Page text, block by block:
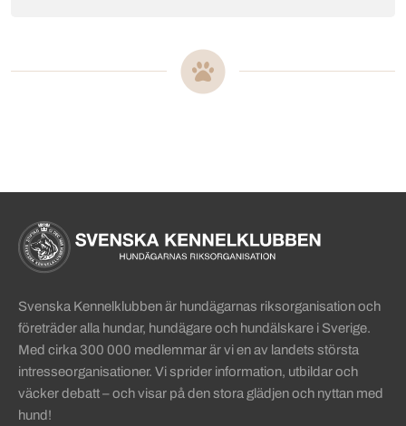
Sidinformation och
Köpa hund startsida
Svenska Kennelklubben är hundägarnas riksorganisation och
företräder alla hundar, hundägare och hundälskare i Sverige.
Med cirka 300 000 medlemmar är vi en av landets största
intresseorganisationer. Vi sprider information, utbildar och
väcker debatt – och visar på den stora glädjen och nyttan med
hund!